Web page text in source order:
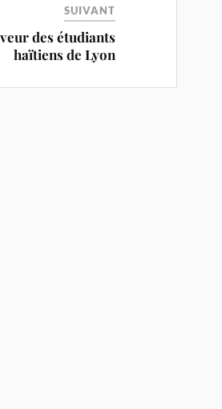
SUIVANT
des étudiants
haïtiens de Lyon